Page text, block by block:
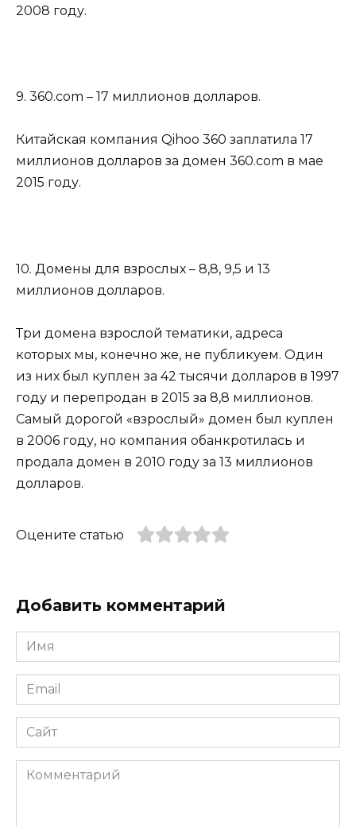
2008 году.
9. 360.com – 17 миллионов долларов.
Китайская компания Qihoo 360 заплатила 17
миллионов долларов за домен 360.com в мае
2015 году.
10. Домены для взрослых – 8,8, 9,5 и 13
миллионов долларов.
Три домена взрослой тематики, адреса
которых мы, конечно же, не публикуем. Один
из них был куплен за 42 тысячи долларов в 1997
году и перепродан в 2015 за 8,8 миллионов.
Самый дорогой «взрослый» домен был куплен
в 2006 году, но компания обанкротилась и
продала домен в 2010 году за 13 миллионов
долларов.
Оцените статью
Добавить комментарий
Имя
*
Email
*
Сайт
Комментарий